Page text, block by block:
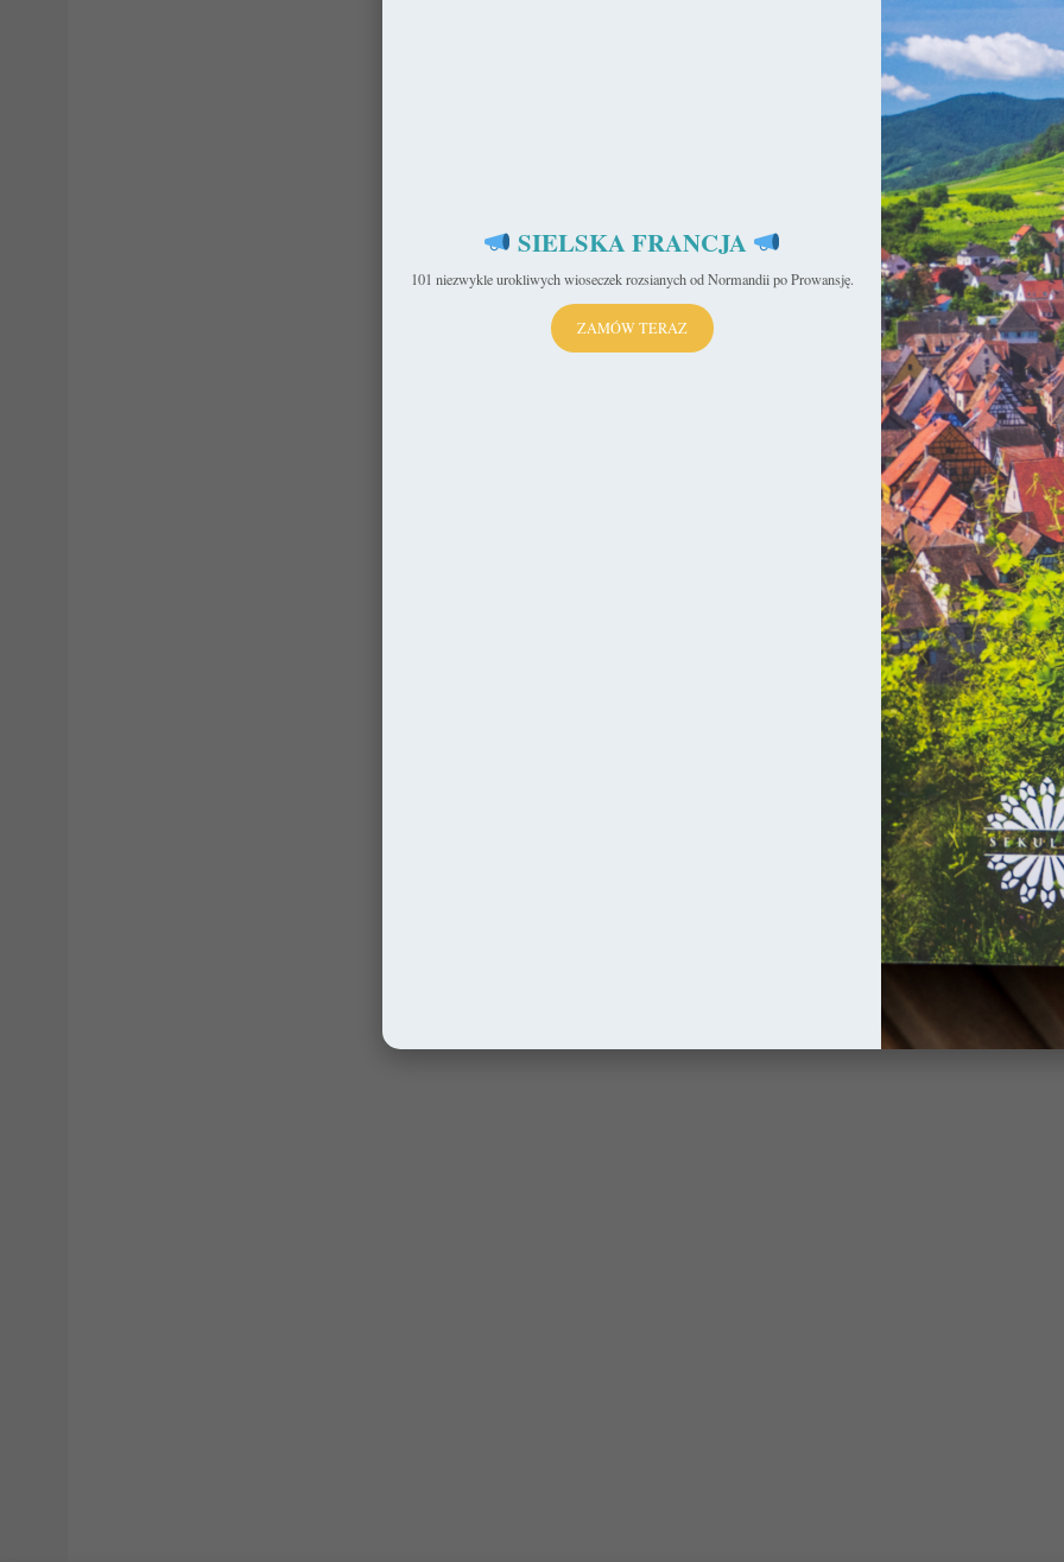
SIELSKA FRANCJA
101 niezwykle urokliwych wioseczek rozsianych od Normandii po Prowansję.
ZAMÓW TERAZ